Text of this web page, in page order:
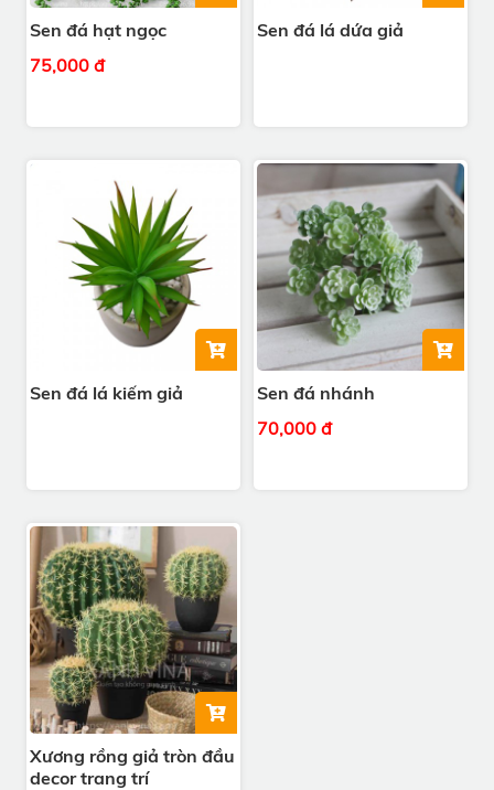
Sen đá hạt ngọc
75,000 đ
Sen đá lá dứa giả
Sen đá lá kiếm giả
Sen đá nhánh
70,000 đ
Xương rồng giả tròn đầu
decor trang trí